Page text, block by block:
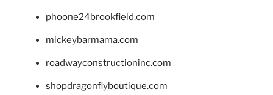
phoone24brookfield.com
mickeybarmama.com
roadwayconstructioninc.com
shopdragonflyboutique.com